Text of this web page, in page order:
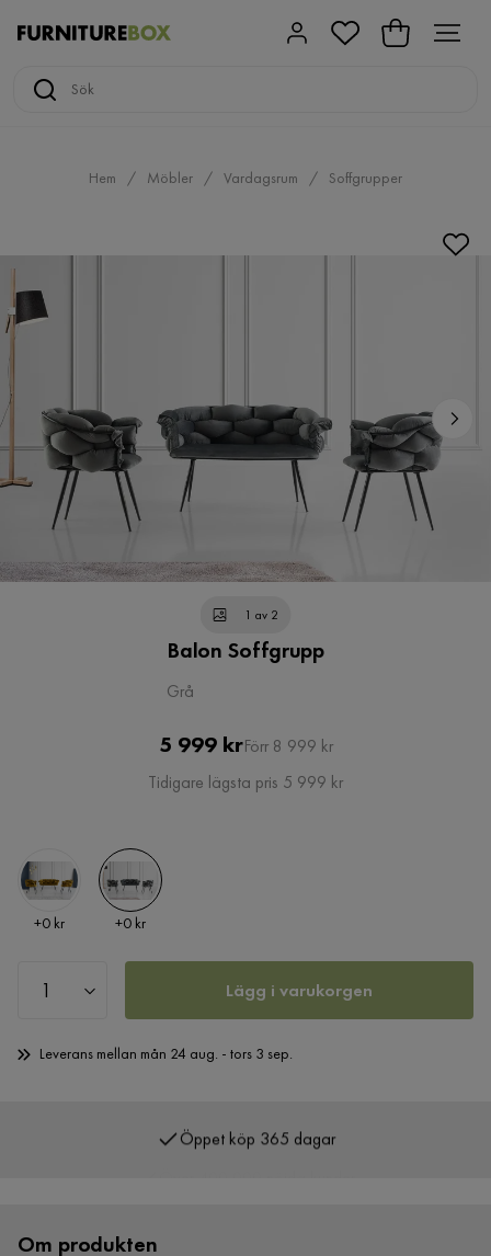
Hem Möbler Vardagsrum Soffgrupper
1 av 2
Balon Soffgrupp
Grå
Pris
5 999 krOriginal
Pris
Förr 8 999 kr
Tidigare lägsta pris 5 999 kr
Pris
+0 kr Pris
+0 kr
Lägg i varukorgen
Leverans mellan mån 24 aug. - tors 3 sep.
Över 400 000 nöjda kunder
Om produkten